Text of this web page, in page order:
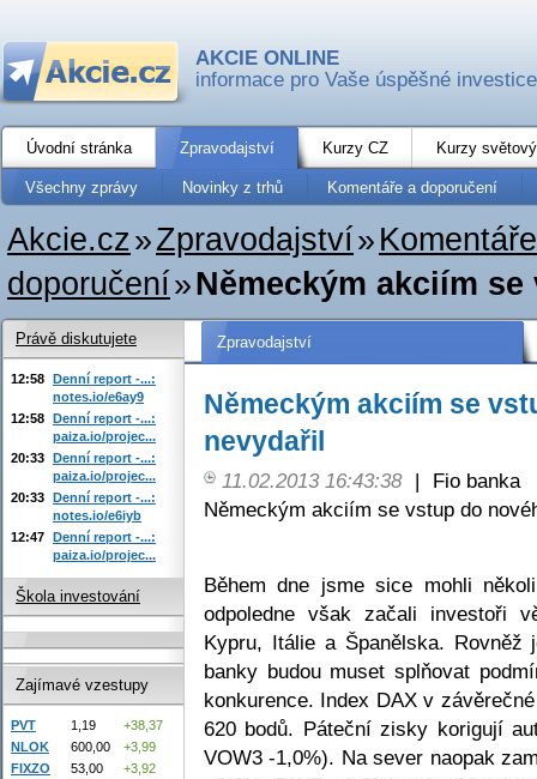
AKCIE ONLINE
informace pro Vaše úspěšné investice
Úvodní stránka Zpravodajství Kurzy CZ Kurzy
Všechny zprávy Novinky z trhů Komentáře a doporučení
Akcie.cz»Zpravodajství»
doporučení»Německým akciím
Zpravodajství
Německým akciím se
nevydařil
11.02.2013 16:43:38 |
Fio banka
Německým akciím se vstup do
Během dne jsme sice mohli
odpoledne však začali investoři
Kypru, Itálie a Španělska. Rovněž
banky budou muset splňovat
konkurence. Index DAX v
620 bodů. Páteční zisky korigují
VOW3 -1,0%). Na sever naopak
Právě diskutujete
12:58 Denní report -...:
notes.io/e6ay9
12:58 Denní report -...:
paiza.io/projec...
20:33 Denní report -...:
paiza.io/projec...
20:33 Denní report -...:
notes.io/e6iyb
12:47 Denní report -...:
paiza.io/projec...
Škola investování
Zajímavé vzestupy
PVT 1,19
+38,37
NLOK
600,00
+3,99
FIXZO
53,00
+3,92